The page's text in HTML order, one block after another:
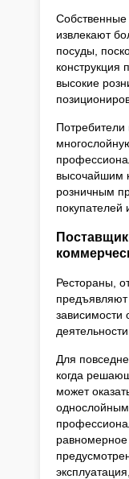
Собственные
извлекают
посуды,
конструкция
высокие
высочайшим
розничным
покупателей
Рестораны,
зависимости
деятельности.
Для
когда
может